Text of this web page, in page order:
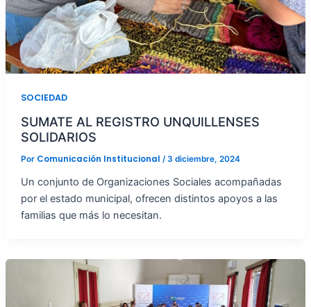
SOCIEDAD
SUMATE AL REGISTRO UNQUILLENSES
SOLIDARIOS
Por Comunicación Institucional /3 diciembre, 2024
Un conjunto de Organizaciones Sociales acompañadas
por el estado municipal, ofrecen distintos apoyos a las
familias que más lo necesitan.